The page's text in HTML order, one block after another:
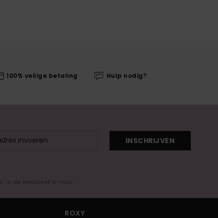
100% veilige betaling Hulp nodig?
INSCHRIJVEN
in de welkomst e-mail
ROXY